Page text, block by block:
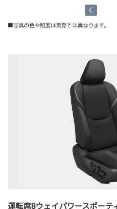
■写真の色や照度は実際とは異なります。
運転席8ウェイパワースポー